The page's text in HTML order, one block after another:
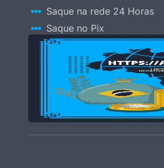
Saque na rede 24 Horas
Saque no Pix